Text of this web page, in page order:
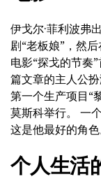
伊戈尔·菲利波弗
剧“老板娘”，然
电影“探戈的节奏
篇文章的主人公
第一个生产项目“
莫斯科举行。 一
这是他最好的角色
个人生活